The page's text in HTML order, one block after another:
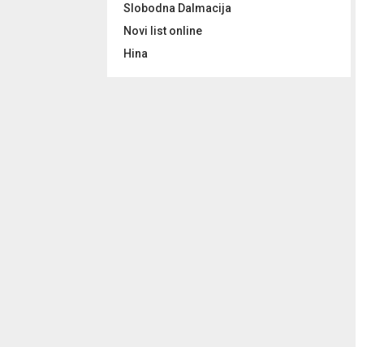
Slobodna Dalmacija
Novi list online
Hina